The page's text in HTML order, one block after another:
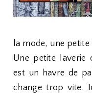
la mode, une petite
Une petite laverie
est un havre de
change trop vite.